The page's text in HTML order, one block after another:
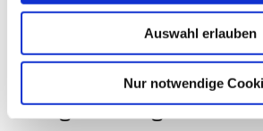
Auswahl erlauben
Nur notwendige
Nahrungsmittel mit hohem
Getreideprodukte,
vermindern die Resorption
8. Gegenanzeigen